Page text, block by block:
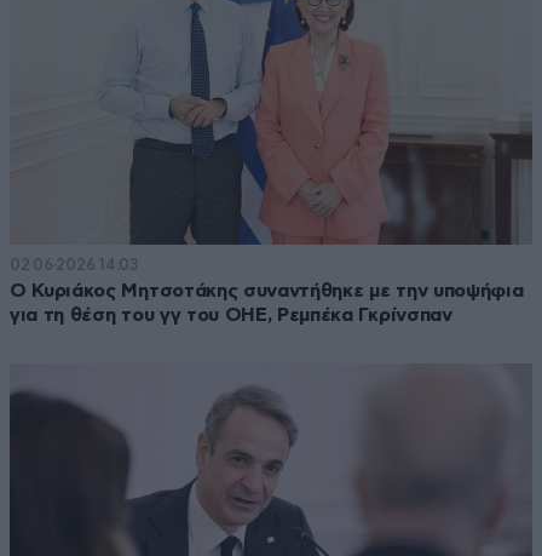
02·06·2026 14:03
Ο Κυριάκος Μητσοτάκης συναντήθηκε με την υποψήφια
για τη θέση του γγ του ΟΗΕ, Ρεμπέκα Γκρίνσπαν